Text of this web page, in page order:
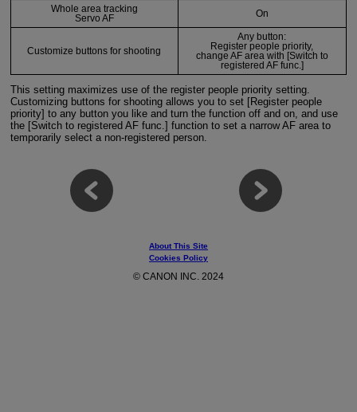
Whole area tracking
Servo AF
On
Customize buttons for shooting
Any button:
Register people priority,
change AF area with [Switch to
registered AF func.]
This setting maximizes use of the register people priority setting.
Customizing buttons for shooting allows you to set [Register people
priority] to any button you like and turn the function off and on, and use
the [Switch to registered AF func.] function to set a narrow AF area to
temporarily select a non-registered person.
About This Site
Cookies Policy
© CANON INC. 2024